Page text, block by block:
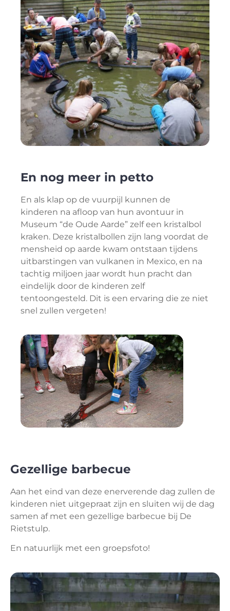
En nog meer in petto
En als klap op de vuurpijl kunnen de
kinderen na afloop van hun avontuur in
Museum “de Oude Aarde” zelf een kristalbol
kraken. Deze kristalbollen zijn lang voordat de
mensheid op aarde kwam ontstaan tijdens
uitbarstingen van vulkanen in Mexico, en na
tachtig miljoen jaar wordt hun pracht dan
eindelijk door de kinderen zelf
tentoongesteld. Dit is een ervaring die ze niet
snel zullen vergeten!
Gezellige barbecue
Aan het eind van deze enerverende dag zullen de
kinderen niet uitgepraat zijn en sluiten wij de dag
samen af met een gezellige barbecue bij De
Rietstulp.
En natuurlijk met een groepsfoto!